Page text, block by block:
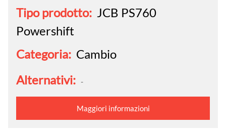
Tipo prodotto: JCB PS760
Powershift
Categoria: Cambio
Alternativi: -
Maggiori informazioni